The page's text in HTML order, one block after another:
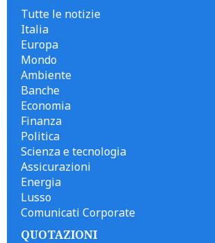
Tutte le notizie
Italia
Europa
Mondo
Ambiente
Banche
Economia
Finanza
Politica
Scienza e tecnologia
Assicurazioni
Energia
Lusso
Comunicati Corporate
QUOTAZIONI